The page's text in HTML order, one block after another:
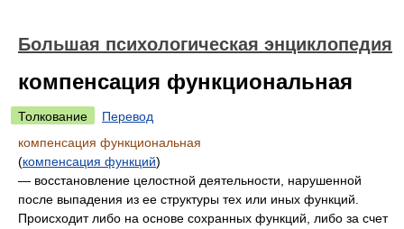
Большая психологическая энциклопедия
компенсация функциональная
Толкование
Перевод
компенсация функциональная
(компенсация функций)
— восстановление целостной деятельности, нарушенной
после выпадения из ее структуры тех или иных функций.
Происходит либо на основе сохранных функций, либо за счет